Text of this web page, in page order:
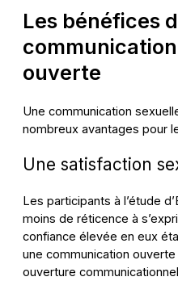
Les bénéfices
ouverte
Une communication
nombreux avantages pour
Une satisfaction
Les participants à l’étude
moins de réticence à
confiance élevée en eux
une communication
ouverture